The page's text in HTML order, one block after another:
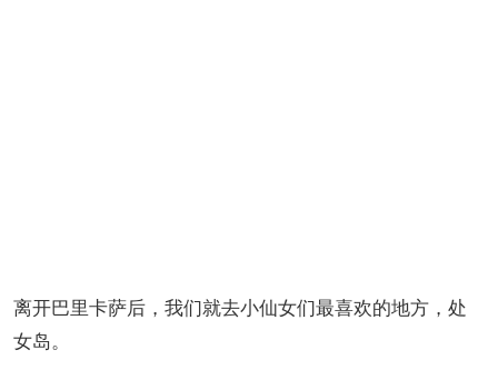
离开巴里卡萨后，我们就去小仙女们最喜欢的地方，处
女岛。